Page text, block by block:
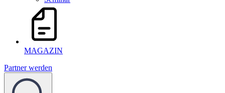
MAGAZIN
Partner werden